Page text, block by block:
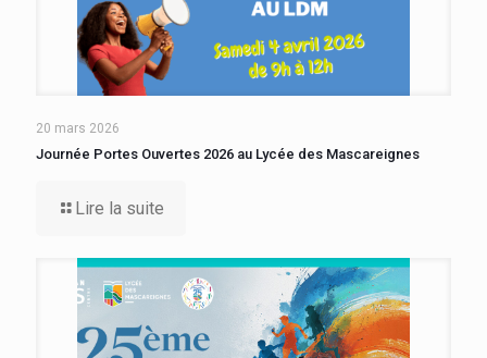
20 mars 2026
Journée Portes Ouvertes 2026 au Lycée des Mascareignes
Lire la suite